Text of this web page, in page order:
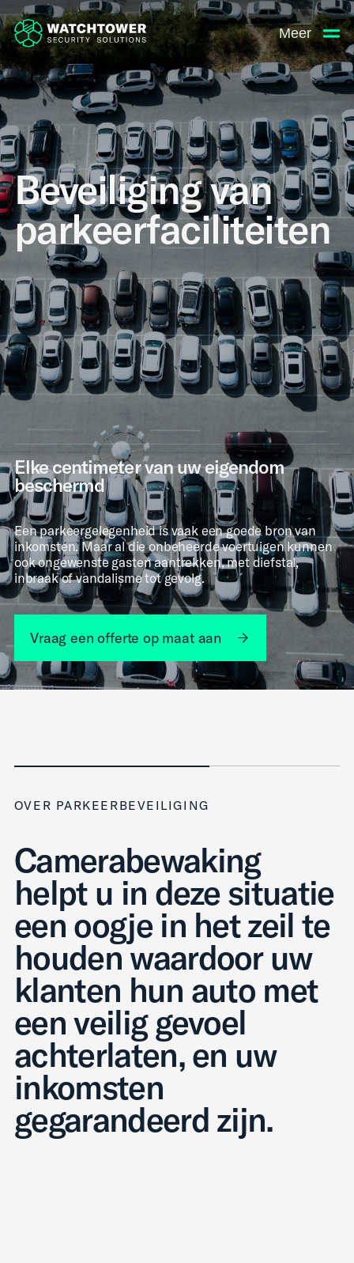
Meer
Beveiliging van
parkeerfaciliteiten
Elke centimeter van uw eigendom
beschermd
Een parkeergelegenheid is vaak een goede bron van
inkomsten. Maar al die onbeheerde voertuigen kunnen
ook ongewenste gasten aantrekken, met diefstal,
inbraak of vandalisme tot gevolg.
Vraag een offerte op maat aan
OVER PARKEERBEVEILIGING
Camerabewaking
helpt u in deze situatie
een oogje in het zeil te
houden waardoor uw
klanten hun auto met
een veilig gevoel
achterlaten, en uw
inkomsten
gegarandeerd zijn.